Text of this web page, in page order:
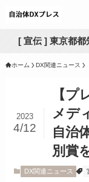
[ 宣伝 ] 東京都都
ホーム DX関連ニュース
【プ
メデ
自治
別賞
2023
4/12
DX関連ニュース